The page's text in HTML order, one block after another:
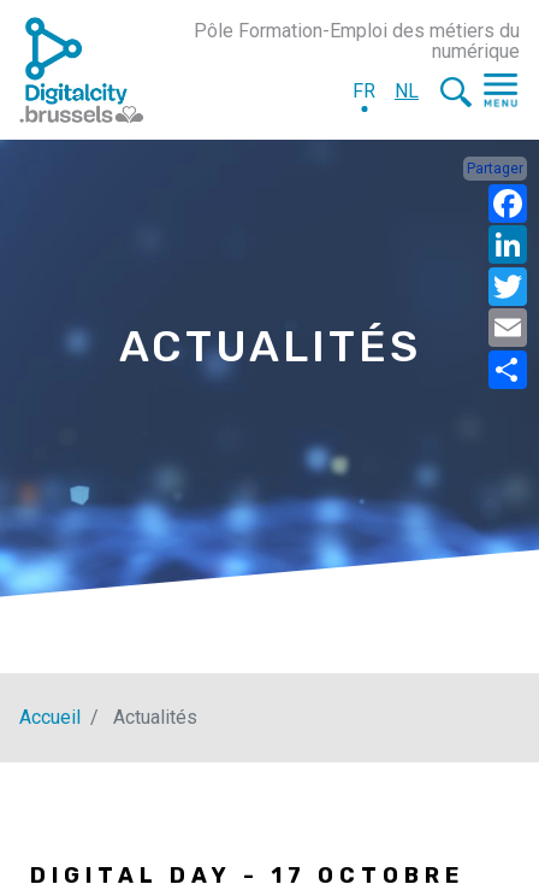
Pôle Formation-Emploi des métiers du
numérique
FR
NL
ACTUALITÉS
Accueil Actualités
DIGITAL DAY - 17 OCTOBRE
Partager